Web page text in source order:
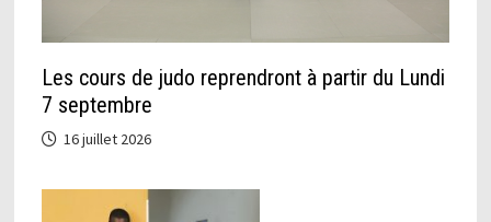
Les cours de judo reprendront à partir du Lundi
7 septembre
16 juillet 2026